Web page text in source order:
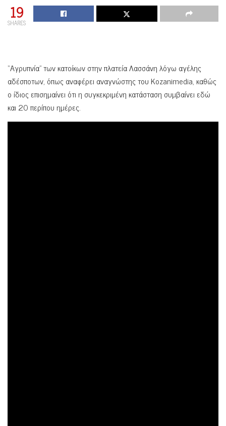
19
SHARES
“Αγρυπνία” των κατοίκων στην πλατεία Λασσάνη λόγω αγέλης
αδέσποτων, όπως αναφέρει αναγνώστης του Kozanimedia, καθώς
ο ίδιος επισημαίνει ότι η συγκεκριμένη κατάσταση συμβαίνει εδώ
και 20 περίπου ημέρες.